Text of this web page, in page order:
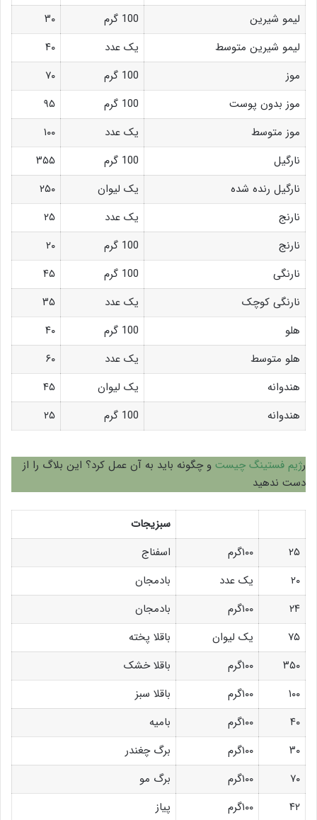
لیمو شیرین
100 گرم
۳۰
لیمو شیرین متوسط
یک عدد
۴۰
موز
100 گرم
۷۰
موز بدون پوست
100 گرم
۹۵
موز متوسط
یک عدد
۱۰۰
نارگیل
100 گرم
۳۵۵
نارگیل رنده شده
یک لیوان
۲۵۰
نارنج
یک عدد
۲۵
نارنج
100 گرم
۲۰
نارنگی
100 گرم
۴۵
نارنگی کوچک
یک عدد
۳۵
هلو
100 گرم
۴۰
هلو متوسط
یک عدد
۶۰
هندوانه
یک لیوان
۴۵
هندوانه
100 گرم ۲۵
رژیم فستینگ چیست و چگونه باید به آن عمل کرد؟ این بلاگ را از
دست ندهید
سبزیجات
۲۵
۱۰۰گرم
اسفناج
۲۰
یک عدد
بادمجان
۲۴
۱۰۰گرم
بادمجان
۷۵
یک لیوان
باقلا پخته
۳۵۰
۱۰۰گرم
باقلا خشک
۱۰۰
۱۰۰گرم
باقلا سبز
۴۰
۱۰۰گرم
بامیه
۳۰
۱۰۰گرم
برگ چغندر
۷۰
۱۰۰گرم
برگ مو
۴۲
۱۰۰گرم پیاز